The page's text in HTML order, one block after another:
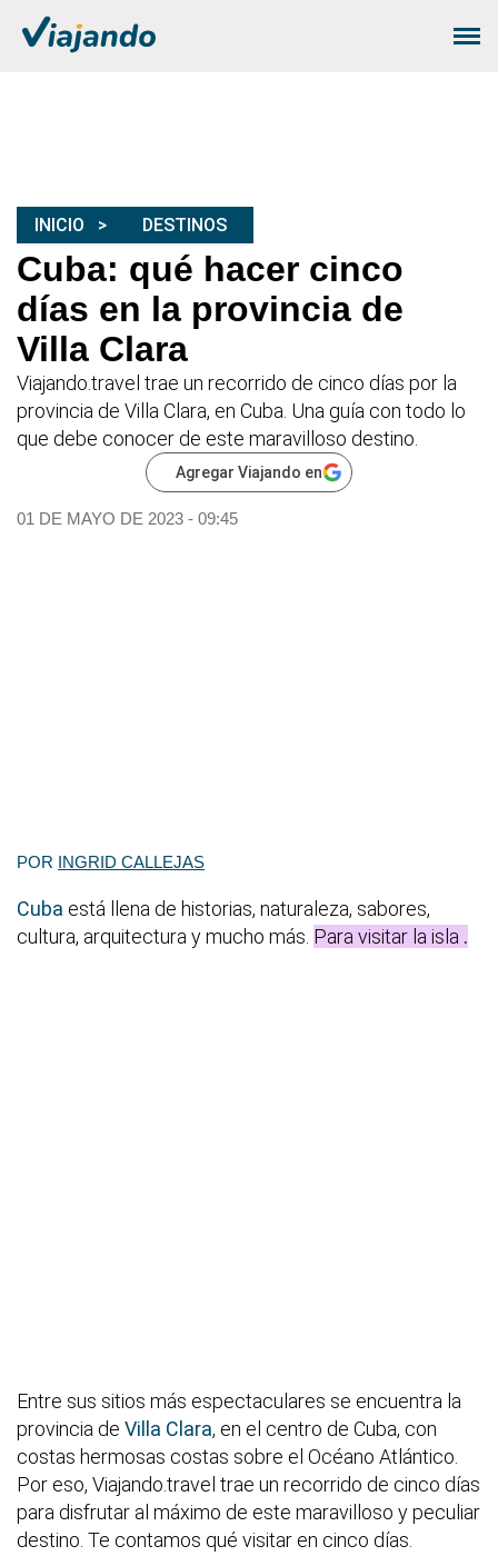
INICIO DESTINOS
Cuba: qué hacer cinco
días en la provincia de
Villa Clara
Viajando.travel trae un recorrido de cinco días por la
provincia de Villa Clara, en Cuba. Una guía con todo lo
que debe conocer de este maravilloso destino.
Agregar Viajando en
01 DE MAYO DE 2023 - 09:45
POR INGRID CALLEJAS
Cuba está llena de historias, naturaleza, sabores,
cultura, arquitectura y mucho más. Para visitar la isla .
Entre sus sitios más espectaculares se encuentra la
provincia de Villa Clara, en el centro de Cuba, con
costas hermosas costas sobre el Océano Atlántico.
Por eso, Viajando.travel trae un recorrido de cinco días
para disfrutar al máximo de este maravilloso y peculiar
destino. Te contamos qué visitar en cinco días.